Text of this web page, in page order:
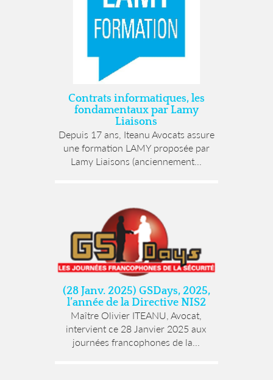
Contrats informatiques, les
fondamentaux par Lamy
Liaisons
Depuis 17 ans, Iteanu Avocats assure
une formation LAMY proposée par
Lamy Liaisons (anciennement...
(28 Janv. 2025) GSDays, 2025,
l’année de la Directive NIS2
Maître Olivier ITEANU, Avocat,
intervient ce 28 Janvier 2025 aux
journées francophones de la...